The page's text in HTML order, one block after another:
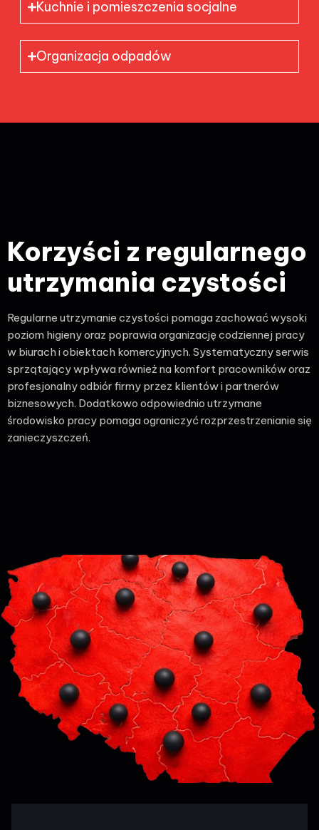
Kuchnie i pomieszczenia socjalne
Organizacja odpadów
Korzyści z regularnego
utrzymania czystości
Regularne utrzymanie czystości pomaga zachować wysoki
poziom higieny oraz poprawia organizację codziennej pracy
w biurach i obiektach komercyjnych. Systematyczny serwis
sprzątający wpływa również na komfort pracowników oraz
profesjonalny odbiór firmy przez klientów i partnerów
biznesowych. Dodatkowo odpowiednio utrzymane
środowisko pracy pomaga ograniczyć rozprzestrzenianie się
zanieczyszczeń.